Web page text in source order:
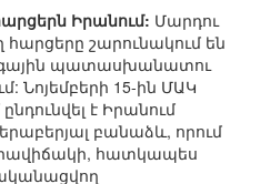
Իրանում: Մարդու
հարցերը շարունակում են
պատասխանատու
Նոյեմբերի 15-ին ՄԱԿ
է Իրանում
բանաձև, որում
հատկապես